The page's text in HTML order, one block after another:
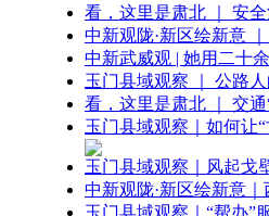
看，这里是肃北 ｜ 安
中新观陇·新区绘新意
中新武威观 | 她用二十
玉门县域观察 ｜ 公路
看，这里是肃北 ｜ 交
玉门县域观察｜如何让
玉门县域观察｜风起戈
中新观陇·新区绘新意
玉门县域观察｜“帮办”